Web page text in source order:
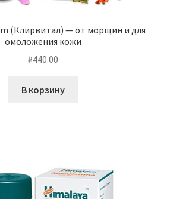
(Клирвитал) — от морщин и для
омоложения кожи
₽440.00
В корзину